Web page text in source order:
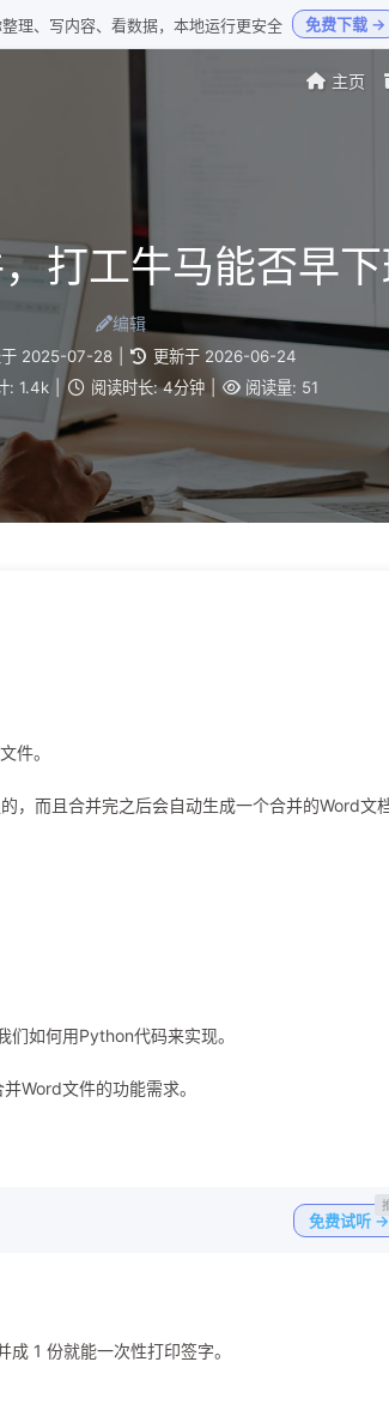
理、写内容、看数据，本地运行更安全 免费下载 →
主页
打工牛马能否早
编辑
2025-07-28 更新于 2026-06-24
: 1.4k 阅读时长: 4分钟 阅读量: 51
件。
，而且合并完之后会自动生成一个合并的Word文
如何用Python代码来实现。
Word文件的功能需求。
免费试听 →
1 份就能一次性打印签字。